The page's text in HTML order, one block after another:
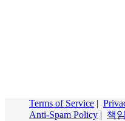
Terms of Service |
Anti-Spam Policy | 책